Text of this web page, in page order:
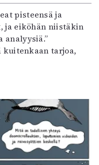
pisteensä ja
ja eiköhän niistäkin
analyysiä.”
tarjoa,